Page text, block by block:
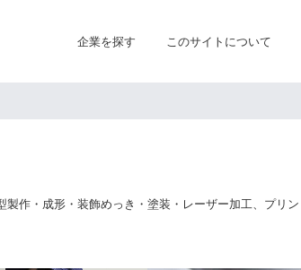
企業を探す このサイトについて